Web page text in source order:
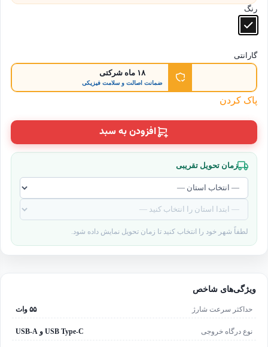
ویژگی‌های شاخص
حداکثر سرعت شارژ ۵۵ وات
نوع درگاه خروجی USB Type-C و USB-A
رنگ
گارانتی
۱۸ ماه شرکتی
ضمانت اصالت و سلامت فیزیکی
پاک کردن
افزودن به سبد
زمان تحویل تقریبی
لطفاً شهر خود را انتخاب کنید تا زمان تحویل نمایش داده شود.